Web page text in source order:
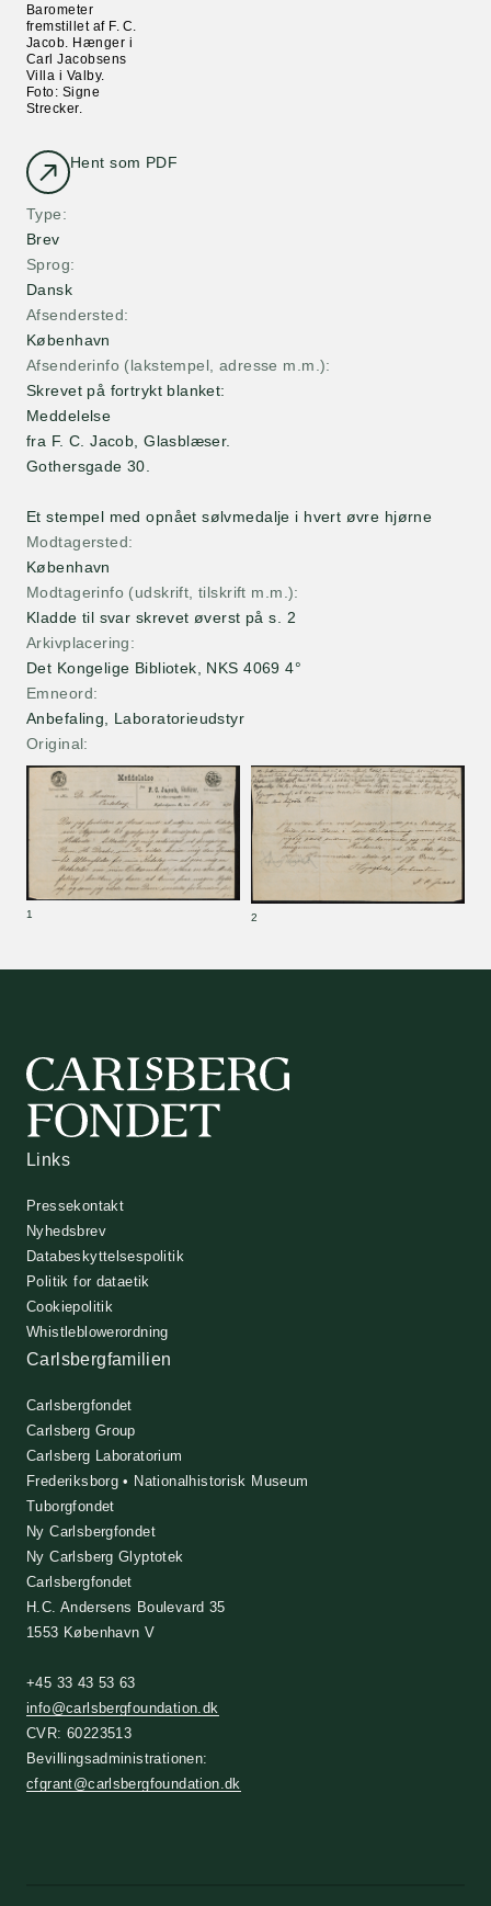
Hent som PDF
Type
Brev
Sprog
Dansk
Afsendersted
København
Afsenderinfo (lakstempel, adresse m.m.)
Skrevet på fortrykt blanket:
Meddelelse
fra F. C. Jacob, Glasblæser.
Gothersgade 30.
Et stempel med opnået sølvmedalje i hvert øvre hjørne
Modtagersted
København
Modtagerinfo (udskrift, tilskrift m.m.)
Kladde til svar skrevet øverst på s. 2
Arkivplacering
Det Kongelige Bibliotek, NKS 4069 4°
Emneord
Anbefaling, Laboratorieudstyr
Original
Barometer
fremstillet af F. C.
Jacob. Hænger i
Carl Jacobsens
Villa i Valby.
Foto: Signe
Strecker.
Links
Pressekontakt
Nyhedsbrev
Databeskyttelsespolitik
Politik for dataetik
Cookiepolitik
Whistleblowerordning
Carlsbergfamilien
Carlsbergfondet
Carlsberg Group
Carlsberg Laboratorium
Frederiksborg • Nationalhistorisk Museum
Tuborgfondet
Ny Carlsbergfondet
Ny Carlsberg Glyptotek
Carlsbergfondet
H.C. Andersens Boulevard 35
1553 København V
+45 33 43 53 63
info@carlsbergfoundation.dk
CVR: 60223513
Bevillingsadministrationen:
cfgrant@carlsbergfoundation.dk